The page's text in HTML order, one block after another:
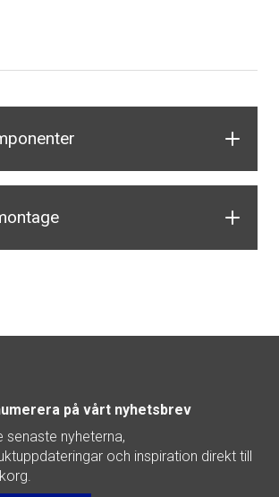
på vårt nyhetsbrev
senaste nyheterna,
och inspiration direkt till